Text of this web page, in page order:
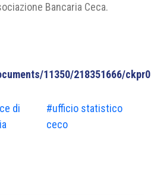
Bancaria Ceca.
11350/218351666/
di
#ufficio statistico
ceco